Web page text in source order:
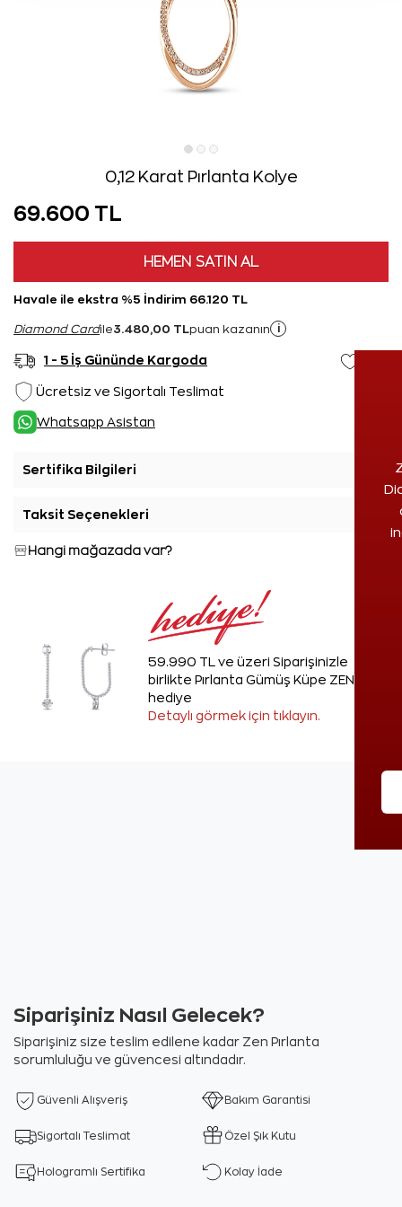
0,12 Karat Pırlanta Kolye
69.600 TL
HEMEN SATIN AL
Havale ile ekstra %5 İndirim 66.120 TL
Diamond Cardile3.480,00 TL puan kazanın i
1 - 5 İş Gününde Kargoda
Ücretsiz ve Sigortalı Teslimat
Whatsapp Asistan
Sertifika Bilgileri
Taksit Seçenekleri
Hangi mağazada var?
59.990 TL ve üzeri Siparişinizle
birlikte Pırlanta Gümüş Küpe ZEN'den
hediye
Detaylı görmek için tıklayın.
Siparişiniz Nasıl Gelecek?
Siparişiniz size teslim edilene kadar Zen Pırlanta
sorumluluğu ve güvencesi altındadır.
Güvenli Alışveriş Bakım Garantisi
Sigortalı Teslimat Özel Şık Kutu
Hologramlı Sertifika Kolay İade